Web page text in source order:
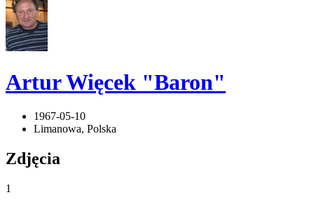
Artur Więcek "Baron"
1967-05-10
Limanowa, Polska
Zdjęcia
1